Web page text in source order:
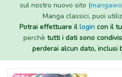
sul nostro nuovo sito (
Manga classici, puoi
Potrai effettuare illogincon il
perchè tutti i dati sono
perderai alcun dato, inclusi